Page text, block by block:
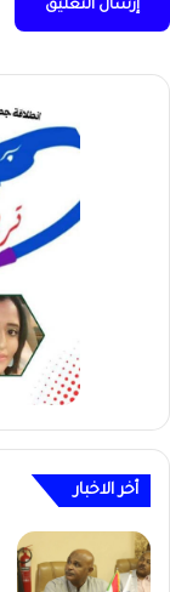
أخر الاخبار